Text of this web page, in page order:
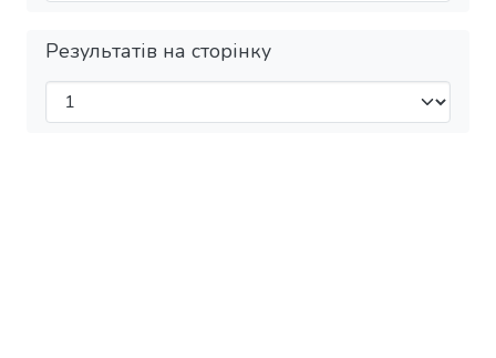
Результатів на сторінку